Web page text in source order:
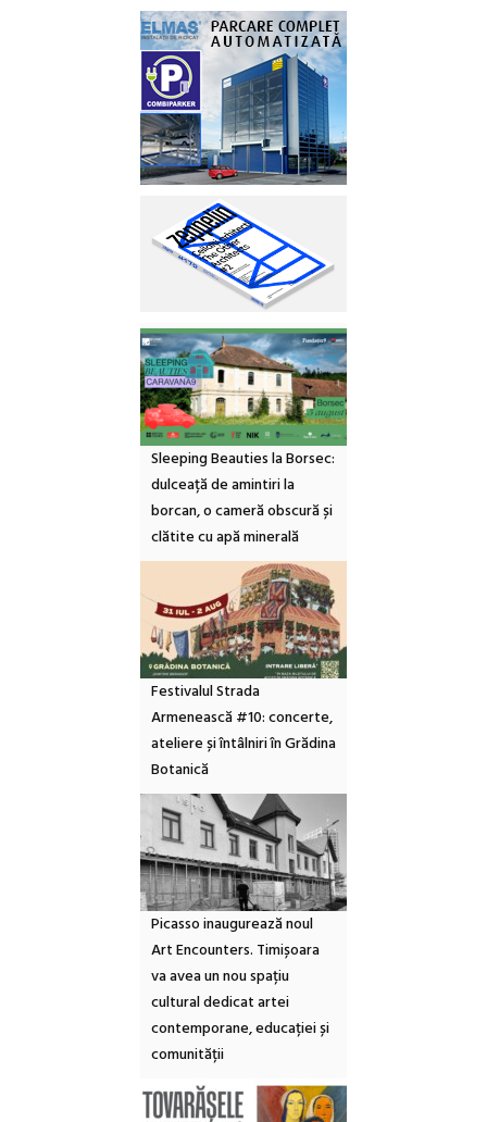
Sleeping Beauties la Borsec:
dulceață de amintiri la
borcan, o cameră obscură și
clătite cu apă minerală
Festivalul Strada
Armenească #10: concerte,
ateliere și întâlniri în Grădina
Botanică
Picasso inaugurează noul
Art Encounters. Timișoara
va avea un nou spațiu
cultural dedicat artei
contemporane, educației și
comunității